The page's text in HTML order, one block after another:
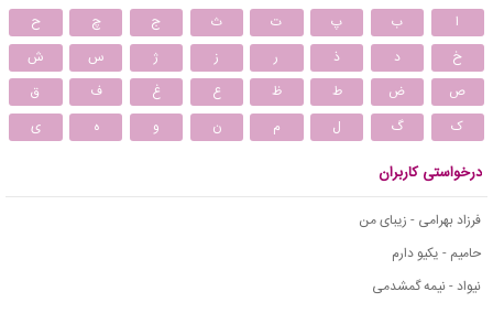
ا ب پ ت ث ج چ
ح
خ
د ذ ر ز ژ س
ش
ص
ض ط ظ ع غ ف
ق
ک
گ ل م ن و ه ی
درخواستی کاربران
فرزاد بهرامی - زیبای من
حامیم - یکیو دارم
نیواد - نیمه گمشدمی